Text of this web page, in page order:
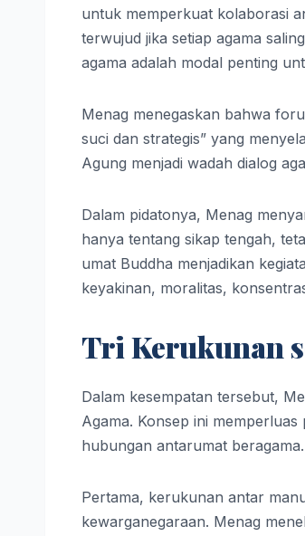
untuk memperkuat kolaborasi
terwujud jika setiap agama
agama adalah modal penting
Menag menegaskan bahwa
suci dan strategis” yang
Agung menjadi wadah dialog
Dalam pidatonya, Menag
hanya tentang sikap tengah,
umat Buddha menjadikan
keyakinan, moralitas,
Tri Kerukunan
Dalam kesempatan tersebut,
Agama. Konsep ini
hubungan antarumat
Pertama, kerukunan antar
kewarganegaraan. Menag